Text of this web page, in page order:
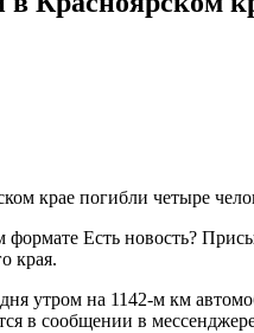
Есть новость?
края.
утром на 1142-м км
в сообщении в